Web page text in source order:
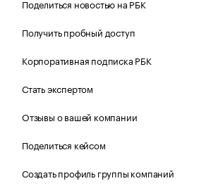
Поделиться новостью на РБК
Получить пробный доступ
Корпоративная подписка РБК
Стать экспертом
Отзывы о вашей компании
Поделиться кейсом
Создать профиль группы компаний